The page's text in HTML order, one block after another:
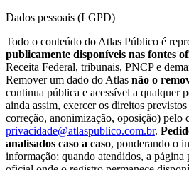
Dados pessoais (LGPD)
Todo o conteúdo do Atlas Público é
publicamente disponíveis nas fontes
Receita Federal, tribunais, PNCP e
Remover um dado do Atlas não o
continua pública e acessível a qualquer
ainda assim, exercer os direitos
correção, anonimização, oposição) pelo
privacidade@atlaspublico.com.br.
analisados caso a caso, ponderando o
informação; quando atendidos, a página